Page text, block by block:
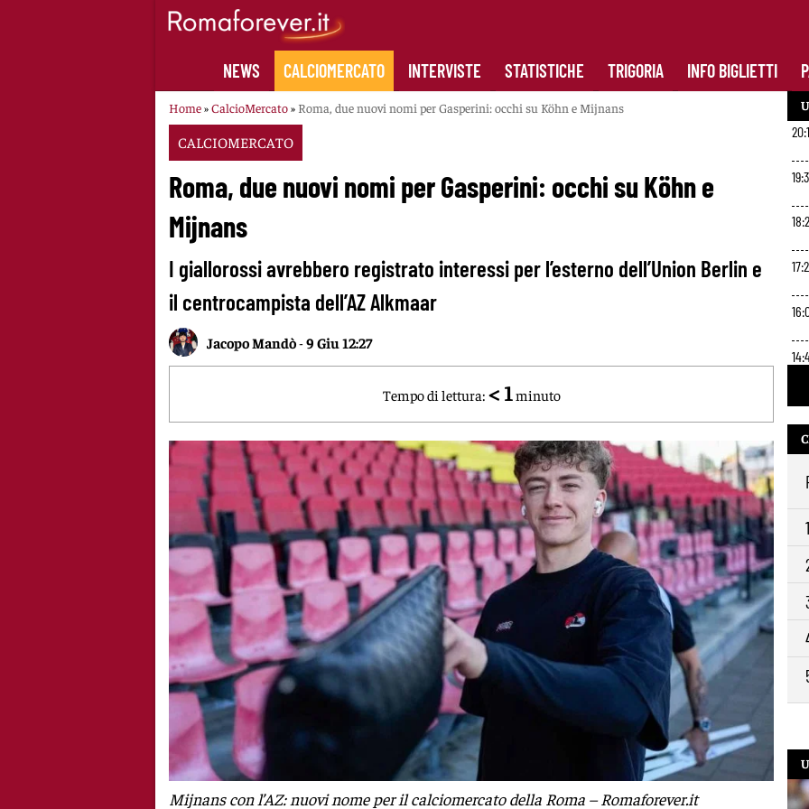
NEWS CALCIOMERCATO INTERVISTE STATISTICHE TRIGORIA INFO BIGLIETTI
Home»CalcioMercato» Roma, due nuovi nomi per Gasperini: occhi su Köhn e Mijnans
CALCIOMERCATO
Roma, due nuovi nomi per Gasperini: occhi su Köhn e
Mijnans
I giallorossi avrebbero registrato interessi per l’esterno dell’Union Berlin e
il centrocampista dell’AZ Alkmaar
Jacopo Mandò-9 Giu 12:27
Tempo di lettura: < 1 minuto
Mijnans con l’AZ: nuovi nome per il calciomercato della Roma – Romaforever.it
10:391